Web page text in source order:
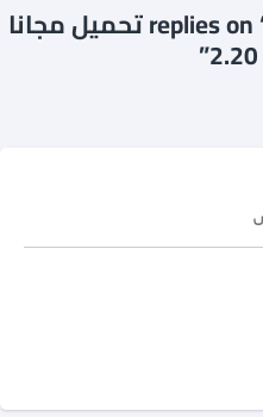
2 replies on “Dragon Ball Z Kakarot تحميل مجانا